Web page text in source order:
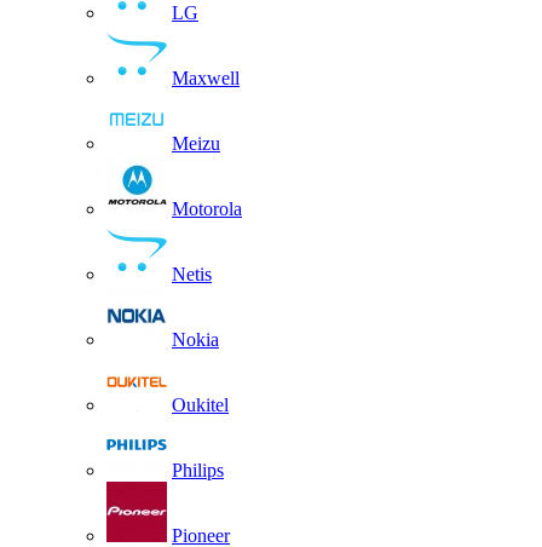
LG
Maxwell
Meizu
Motorola
Netis
Nokia
Oukitel
Philips
Pioneer